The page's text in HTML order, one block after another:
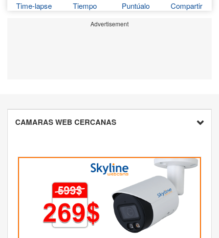
Time-lapse Tiempo Puntúalo Compartir
Advertisement
CAMARAS WEB CERCANAS